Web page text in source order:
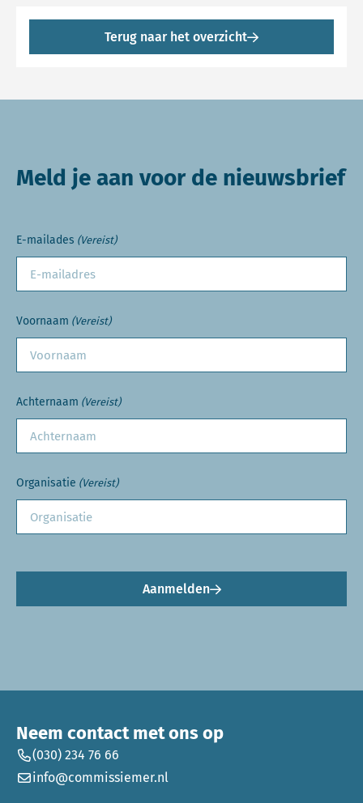
Terug naar het overzicht
Meld je aan voor de nieuwsbrief
E-mailades (Vereist)
Voornaam (Vereist)
Achternaam (Vereist)
Organisatie (Vereist)
Aanmelden
Neem contact met ons op
(030) 234 76 66
info@commissiemer.nl